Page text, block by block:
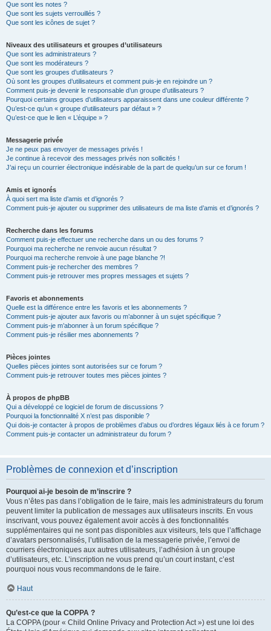
Que sont les notes ?
Que sont les sujets verrouillés ?
Que sont les icônes de sujet ?
Niveaux des utilisateurs et groupes d’utilisateurs
Que sont les administrateurs ?
Que sont les modérateurs ?
Que sont les groupes d’utilisateurs ?
Où sont les groupes d’utilisateurs et comment puis-je en rejoindre un ?
Comment puis-je devenir le responsable d’un groupe d’utilisateurs ?
Pourquoi certains groupes d’utilisateurs apparaissent dans une couleur différente ?
Qu’est-ce qu’un « groupe d’utilisateurs par défaut » ?
Qu’est-ce que le lien « L’équipe » ?
Messagerie privée
Je ne peux pas envoyer de messages privés !
Je continue à recevoir des messages privés non sollicités !
J’ai reçu un courrier électronique indésirable de la part de quelqu’un sur ce forum !
Amis et ignorés
À quoi sert ma liste d’amis et d’ignorés ?
Comment puis-je ajouter ou supprimer des utilisateurs de ma liste d’amis et d’ignorés ?
Recherche dans les forums
Comment puis-je effectuer une recherche dans un ou des forums ?
Pourquoi ma recherche ne renvoie aucun résultat ?
Pourquoi ma recherche renvoie à une page blanche ?!
Comment puis-je rechercher des membres ?
Comment puis-je retrouver mes propres messages et sujets ?
Favoris et abonnements
Quelle est la différence entre les favoris et les abonnements ?
Comment puis-je ajouter aux favoris ou m’abonner à un sujet spécifique ?
Comment puis-je m’abonner à un forum spécifique ?
Comment puis-je résilier mes abonnements ?
Pièces jointes
Quelles pièces jointes sont autorisées sur ce forum ?
Comment puis-je retrouver toutes mes pièces jointes ?
À propos de phpBB
Qui a développé ce logiciel de forum de discussions ?
Pourquoi la fonctionnalité X n’est pas disponible ?
Qui dois-je contacter à propos de problèmes d’abus ou d’ordres légaux liés à ce forum ?
Comment puis-je contacter un administrateur du forum ?
Problèmes de connexion et d’inscription
Pourquoi ai-je besoin de m’inscrire ?
Vous n’êtes pas dans l’obligation de le faire, mais les administrateurs du forum
peuvent limiter la publication de messages aux utilisateurs inscrits. En vous
inscrivant, vous pouvez également avoir accès à des fonctionnalités
supplémentaires qui ne sont pas disponibles aux visiteurs, tels que l’affichage
d’avatars personnalisés, l’utilisation de la messagerie privée, l’envoi de
courriers électroniques aux autres utilisateurs, l’adhésion à un groupe
d’utilisateurs, etc. L’inscription ne vous prend qu’un court instant, c’est
pourquoi nous vous recommandons de le faire.
Haut
Qu’est-ce que la COPPA ?
La COPPA (pour « Child Online Privacy and Protection Act ») est une loi des